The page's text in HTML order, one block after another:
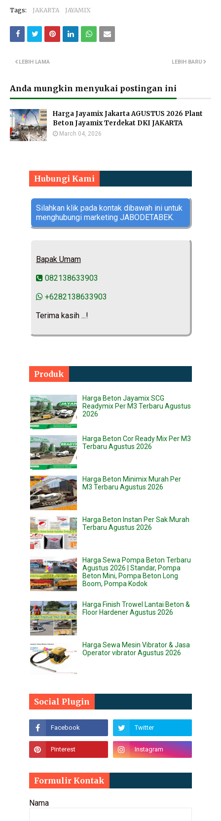
Tags: JAKARTA JAYAMIX
LEBIH BARU
LEBIH LAMA
Anda mungkin menyukai postingan ini
Harga Jayamix Jakarta AGUSTUS 2026 Plant
Beton Jayamix Terdekat DKI JAKARTA
March 04, 2026
Hubungi Kami
Silahkan klik pada kontak dibawah ini untuk
menghubungi marketing JABODETABEK.
Bapak Umam
082138633903
+6282138633903
Terima kasih ...!
Produk
Harga Beton Jayamix SCG
Readymix Per M3 Terbaru Agustus
2026
Harga Beton Cor Ready Mix Per M3
Terbaru Agustus 2026
Harga Beton Minimix Murah Per
M3 Terbaru Agustus 2026
Harga Beton Instan Per Sak Murah
Terbaru Agustus 2026
Harga Sewa Pompa Beton Terbaru
Agustus 2026 | Standar, Pompa
Beton Mini, Pompa Beton Long
Boom, Pompa Kodok
Harga Finish Trowel Lantai Beton &
Floor Hardener Agustus 2026
Harga Sewa Mesin Vibrator & Jasa
Operator vibrator Agustus 2026
Social Plugin
Formulir Kontak
Nama